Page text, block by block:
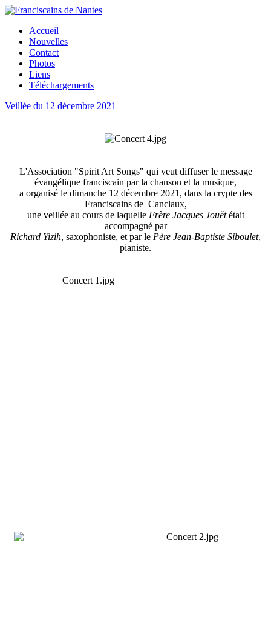
Accueil
Nouvelles
Contact
Photos
Liens
Téléchargements
Veillée du 12 décembre 2021
L'Association "Spirit Art Songs" qui veut diffuser le message
évangélique franciscain par la chanson et la musique,
a organisé le dimanche 12 décembre 2021, dans la crypte des
Franciscains de Canclaux,
une veillée au cours de laquelle Frère Jacques Jouëtétait
accompagné par
Richard Yizih, saxophoniste, et par le Père Jean-Baptiste Siboulet,
pianiste.